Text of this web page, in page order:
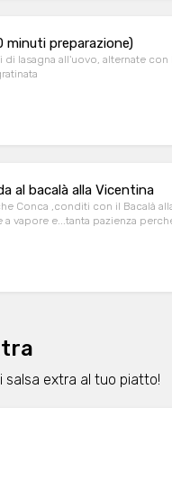
minuti preparazione)
di lasagna all'uovo, alternate
al bacalà alla Vicentina
Conca ,conditi con il Bacalà
vapore e...tanta pazienza
salsa extra al tuo piatto!